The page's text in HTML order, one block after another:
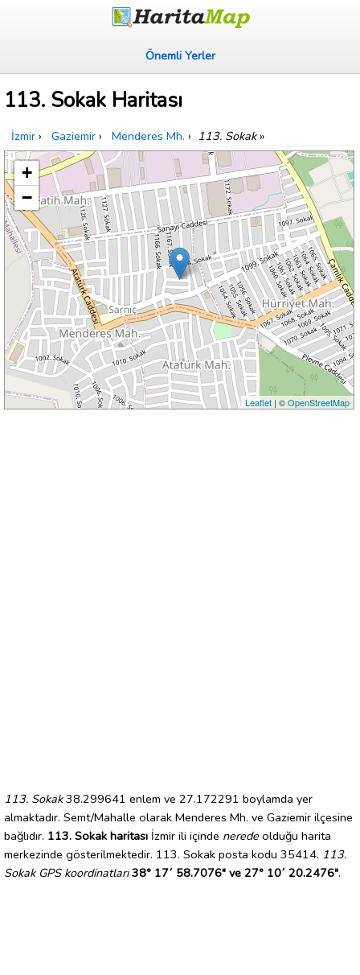
Önemli Yerler
113. Sokak Haritası
İzmir › Gaziemir › Menderes Mh. › 113. Sokak»
+
−
Leaflet| ©OpenStreetMap
113. Sokak38.299641 enlem ve 27.172291 boylamda yer
almaktadır. Semt/Mahalle olarak Menderes Mh. ve Gaziemir ilçesine
bağlıdır. 113. Sokak haritası İzmir ili içinde nerede olduğu harita
merkezinde gösterilmektedir. 113. Sokak posta kodu 35414. 113.
Sokak GPS koordinatları 38° 17´ 58.7076" ve 27° 10´ 20.2476".